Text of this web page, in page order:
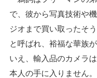
で、彼から写真技術や
ジオまで買い取ったそ
と呼ばれ、裕福な華族
いえ、輸入品のカメラ
本人の手に入りません